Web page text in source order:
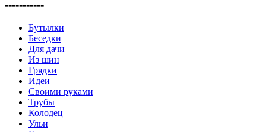
-----------
Бутылки
Беседки
Для дачи
Из шин
Грядки
Идеи
Своими руками
Трубы
Колодец
Ульи